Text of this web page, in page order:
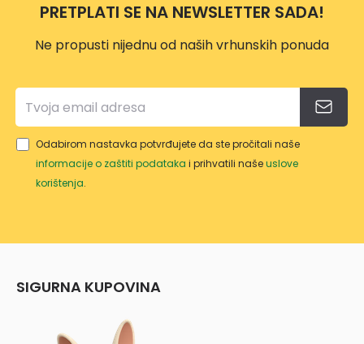
LNO
GLAV
PRETPLATI SE NA NEWSLETTER SADA!
Ne propusti nijednu od naših vrhunskih ponuda
Odabirom nastavka potvrđujete da ste pročitali naše
informacije o zaštiti podataka i prihvatili našeuslove
korištenja.
SIGURNA KUPOVINA